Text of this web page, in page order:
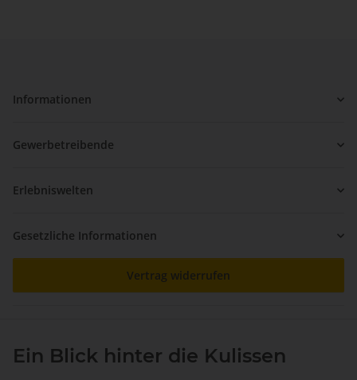
Informationen
Gewerbetreibende
Erlebniswelten
Gesetzliche Informationen
Vertrag widerrufen
Ein Blick hinter die Kulissen